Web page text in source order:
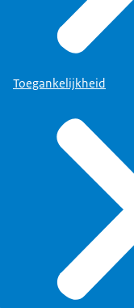
Toegankelijkheid